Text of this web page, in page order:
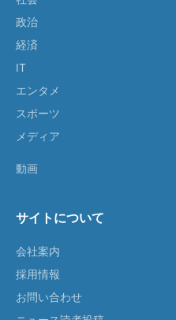
政治
経済
IT
エンタメ
スポーツ
メディア
動画
サイトについて
会社案内
採用情報
お問い合わせ